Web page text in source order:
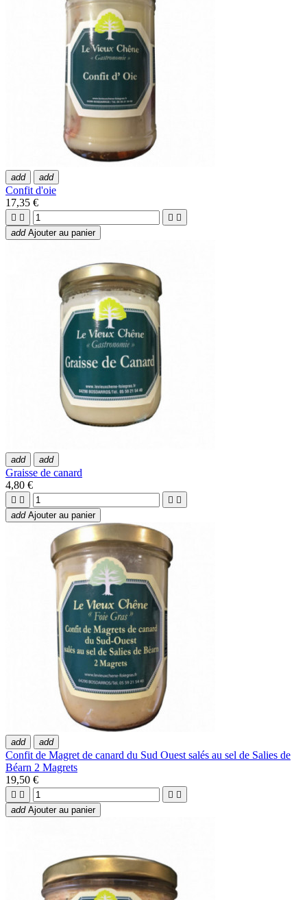
add add
Confit d'oie
17,35 €
   
add Ajouter au panier
add add
Graisse de canard
4,80 €
   
add Ajouter au panier
add add
Confit de Magret de canard du Sud Ouest salés au sel de Salies de
Béarn 2 Magrets
19,50 €
   
add Ajouter au panier